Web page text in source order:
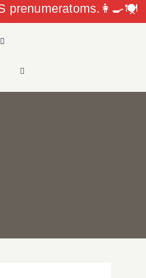
prenumeratoms.👩‍🍳🍽